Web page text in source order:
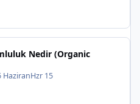
Nedir (Organic
HaziranHzr 15